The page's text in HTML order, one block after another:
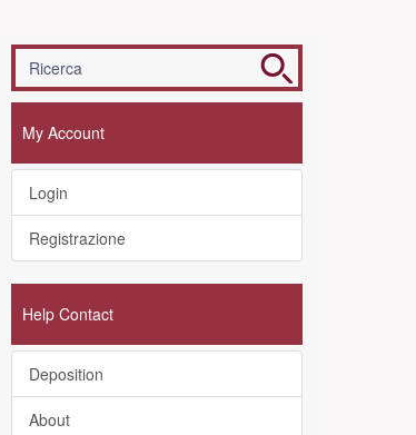
My Account
Login
Registrazione
Help Contact
Deposition
About